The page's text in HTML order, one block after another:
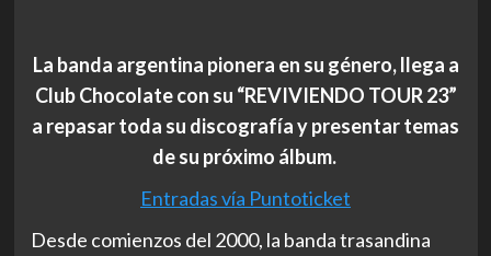
La banda argentina pionera en su género, llega a
Club Chocolate con su “REVIVIENDO TOUR 23”
a repasar toda su discografía y presentar temas
de su próximo álbum.
Entradas vía Puntoticket
Desde comienzos del 2000, la banda trasandina